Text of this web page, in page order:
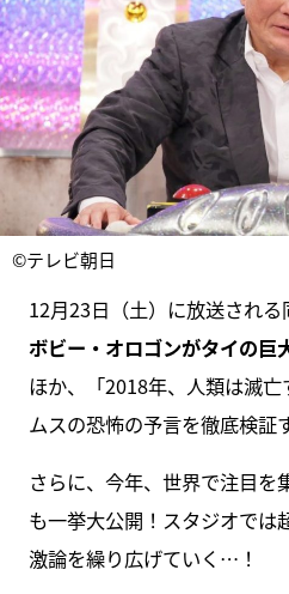
©テレビ朝日
12月23日（土）に放送される
ボビー・オロゴンがタイの巨
ほか、「2018年、人類は滅
ムスの恐怖の予言を徹底検証
さらに、今年、世界で注目を
も一挙大公開！スタジオでは
激論を繰り広げていく…！